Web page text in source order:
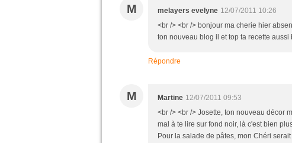
M melayers evelyne 12/07/2011 10:26
<br /> <br /> bonjour ma cherie hier
ton nouveau blog il et top ta recette aussi
Répondre
M Martine 12/07/2011 09:53
<br /> <br /> Josette, ton nouveau décor
mal à te lire sur fond noir, là c'est bien
Pour la salade de pâtes, mon Chéri